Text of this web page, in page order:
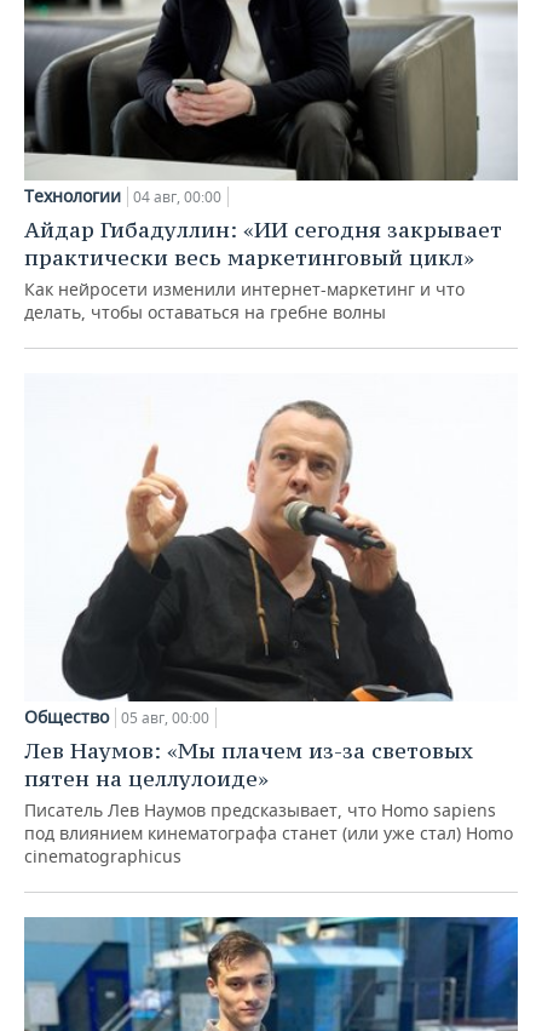
Технологии 04 авг, 00:00
Айдар Гибадуллин: «ИИ сегодня закрывает
практически весь маркетинговый цикл»
Как нейросети изменили интернет-маркетинг и что
делать, чтобы оставаться на гребне волны
Общество 05 авг, 00:00
Лев Наумов: «Мы плачем из-за световых
пятен на целлулоиде»
Писатель Лев Наумов предсказывает, что Homo sapiens
под влиянием кинематографа станет (или уже стал) Homo
cinematographicus